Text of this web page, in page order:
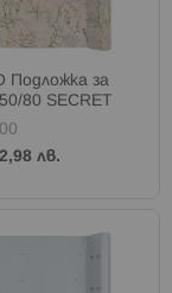
Подложка за
80 SECRET
лв.